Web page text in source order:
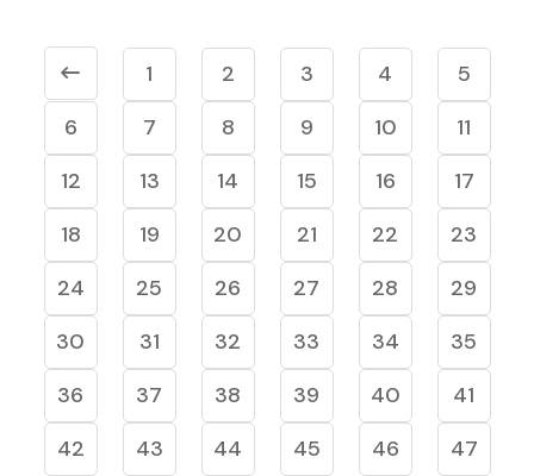
1 2 3 4
5
6
7 8 9 10
11
12
13 14 15 16
17
18
19 20 21 22
23
24
25 26 27 28
29
30
31 32 33 34
35
36
37 38 39 40
41
42
43 44 45 46
47